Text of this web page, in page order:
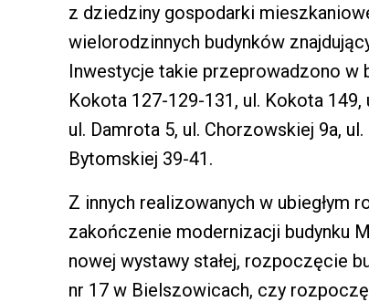
z dziedziny gospodarki
wielorodzinnych budynków
Inwestycje takie przeprowadzono w
Kokota 127-129-131, ul. Kokota
ul. Damrota 5, ul. Chorzowskiej 9a,
Bytomskiej 39-41.
Z innych realizowanych w ubiegłym
zakończenie modernizacji budynku
nowej wystawy stałej, rozpoczęcie
nr 17 w Bielszowicach, czy